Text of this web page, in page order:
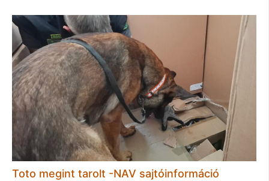
Toto megint tarolt -NAV sajtóinformáció